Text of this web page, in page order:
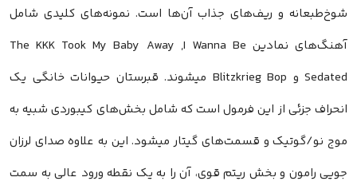
شوخ‌طبعانه و ریف‌های جذاب آن‌ها است. نمونه‌های کلیدی شامل
آهنگ‌های نمادین The KKK Took My Baby Away ,I Wanna Be
Sedated و Blitzkrieg Bop میشوند. قبرستان حیوانات خانگی یک
انحراف جزئی از این فرمول است که شامل بخش‌های کیبوردی شبیه به
موج نو/گوتیک و قسمت‌های گیتار میشود. این به علاوه صدای لرزان
جویی رامون و بخش ریتم قوی، آن را به یک نقطه ورود عالی به سمت